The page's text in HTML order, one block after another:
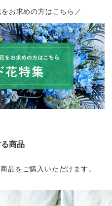
お求めの方はこちら／
商品
品をご購入いただけます。